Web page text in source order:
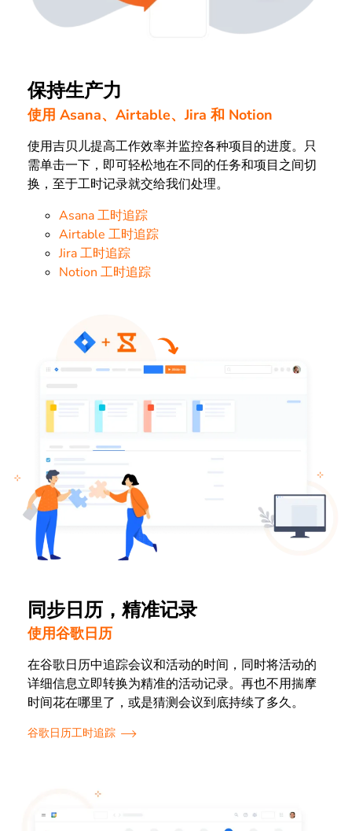
保持生产力
使用 Asana、Airtable、Jira 和 Notion
使用吉贝儿提高工作效率并监控各种项目的进度。只
需单击一下，即可轻松地在不同的任务和项目之间切
换， 至于工时记录就交给我们处理。
Asana 工时追踪
Airtable 工时追踪
Jira 工时追踪
Notion 工时追踪
同步日历，精准记录
使用谷歌日历
在谷歌日历中追踪会议和活动的时间，同时将活动的
详细信息立即转换为精准的活动记录。再也不用揣摩
时间花在哪里了，或是猜测会议到底持续了多久。
谷歌日历工时追踪